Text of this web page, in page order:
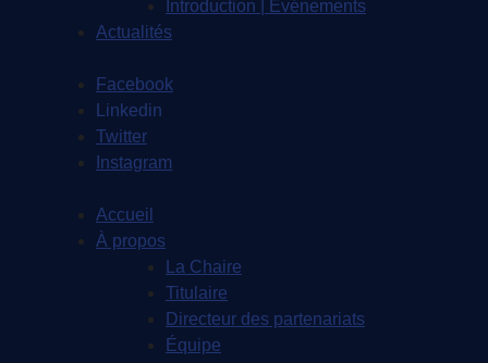
Introduction | Événements
Actualités
Facebook
Linkedin
Twitter
Instagram
Accueil
À propos
La Chaire
Titulaire
Directeur des partenariats
Équipe